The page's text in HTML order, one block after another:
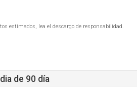
estimados, lea el descargo de responsabilidad.
de 90 día